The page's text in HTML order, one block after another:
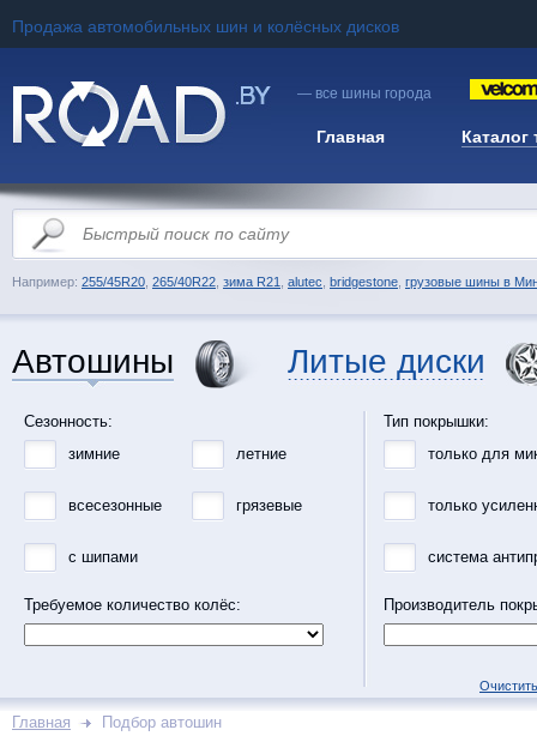
Продажа автомобильных шин и колёсных дисков
— все шины города
Главная Каталог
Например: 255/45R20 265/40R22 зима R21 alutec bridgestone грузовые шины в
Автошины Литые диски
Сезонность:
зимние
летние
всесезонные грязевые
с шипами
Требуемое количество колёс:
Тип покрышки:
только для
только
система
Производитель
Главная Подбор автошин